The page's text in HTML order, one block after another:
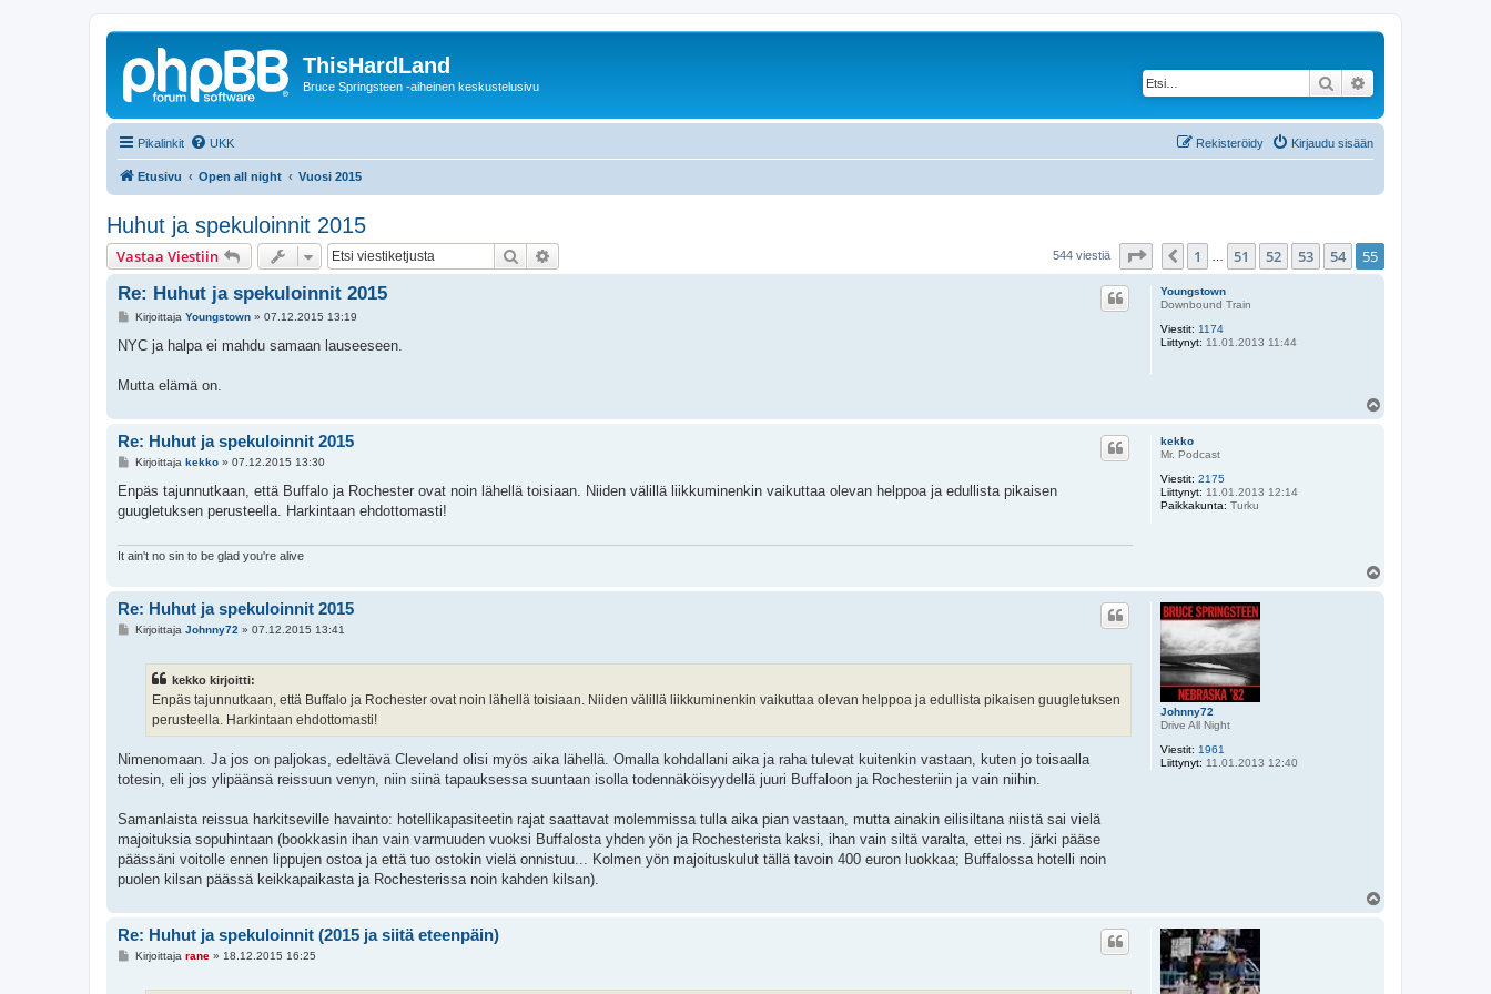
ThisHardLand
Bruce Springsteen -aiheinen keskustelusivu Etsi
Pikalinkit UKK Kirjaudu sisään
Rekisteröidy
Etusivu Open all night Vuosi 2015
Huhut ja spekuloinnit 2015
Vastaa Viestiin Etsi 544 viestiä Sivu /Edellinen
1 51 52 53 54 55
Youngstown
Downbound Train
Viestit: 1174
Liittynyt: 11.01.2013 11:44
Re: Huhut ja spekuloinnit 2015
V
e
i
Kirjoittaja Youngstown» 07.12.2015 13:19
NYC ja halpa ei mahdu samaan lauseeseen.
Mutta elämä on.
kekko
Mr. Podcast
Viestit: 2175
Liittynyt: 11.01.2013 12:14
Paikkakunta: Turku
Re: Huhut ja spekuloinnit 2015
V
e
s
t
Kirjoittaja kekko» 07.12.2015 13:30
Enpäs tajunnutkaan, että Buffalo ja Rochester ovat noin lähellä toisiaan. Niiden välillä liikkuminenkin vaikuttaa olevan helppoa ja edullista pikaisen
guugletuksen perusteella. Harkintaan ehdottomasti!
It ain't no sin to be glad you're alive
Johnny72
Drive All Night
Viestit: 1961
Liittynyt: 11.01.2013 12:40
Re: Huhut ja spekuloinnit 2015
VKirjoittaja Johnny72» 07.12.2015 13:41
kekko kirjoitti:
Enpäs tajunnutkaan, että Buffalo ja Rochester ovat noin lähellä toisiaan. Niiden välillä liikkuminenkin vaikuttaa olevan helppoa ja edullista pikaisen guugletuksen
perusteella. Harkintaan ehdottomasti!
Nimenomaan. Ja jos on paljokas, edeltävä Cleveland olisi myös aika lähellä. Omalla kohdallani aika ja raha tulevat kuitenkin vastaan, kuten jo toisaalla
totesin, eli jos ylipäänsä reissuun venyn, niin siinä tapauksessa suuntaan isolla todennäköisyydellä juuri Buffaloon ja Rochesteriin ja vain niihin.
Samanlaista reissua harkitseville havainto: hotellikapasiteetin rajat saattavat molemmissa tulla aika pian vastaan, mutta ainakin eilisiltana niistä sai vielä
majoituksia sopuhintaan (bookkasin ihan vain varmuuden vuoksi Buffalosta yhden yön ja Rochesterista kaksi, ihan vain siltä varalta, ettei ns. järki pääse
päässäni voitolle ennen lippujen ostoa ja että tuo ostokin vielä onnistuu... Kolmen yön majoituskulut tällä tavoin 400 euron luokkaa; Buffalossa hotelli noin
puolen kilsan päässä keikkapaikasta ja Rochesterissa noin kahden kilsan).
Re: Huhut ja spekuloinnit (2015 ja siitä eteenpäin)
VKirjoittaja rane» 18.12.2015 16:25